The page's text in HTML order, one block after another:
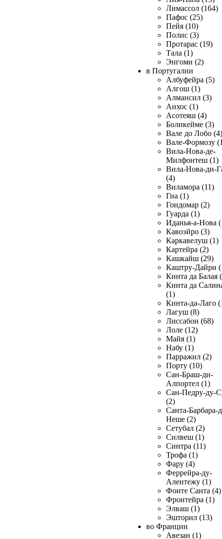
Лимассол (164)
Пафос (25)
Пейя (10)
Полис (3)
Протарас (19)
Тала (1)
Энгоми (2)
в Португалии
Албуфейра (5)
Алгош (1)
Алмансил (3)
Анхос (1)
Асотеяш (4)
Боликейме (3)
Вале до Лобо (4)
Вале-Формозу
Вила-Нова-де-
Милфонтеш (1)
Вила-Нова-ди-
(4)
Виламора (11)
Гиа (1)
Гондомар (2)
Гуарда (1)
Иданья-а-Нова
Кавоэйро (3)
Каркавелуш (1)
Картейра (2)
Кашкайш (29)
Каштру-Дайри
Кинта да Балая
Кинта да
(1)
Кинта-да-Лаго
Лагуш (8)
Лиссабон (68)
Лоле (12)
Майя (1)
Набу (1)
Парражил (2)
Порту (10)
Сан-Браш-ди-
Алпортел (1)
Сан-Педру-ду-
(2)
Санта-Барбара-
Неше (2)
Сетубал (2)
Силвеш (1)
Синтра (11)
Трофа (1)
Фару (4)
Феррейра-ду-
Алентежу (1)
Фонте Санта (4)
Фронтейра (1)
Элваш (1)
Эшторил (13)
во Франции
Авезан (1)